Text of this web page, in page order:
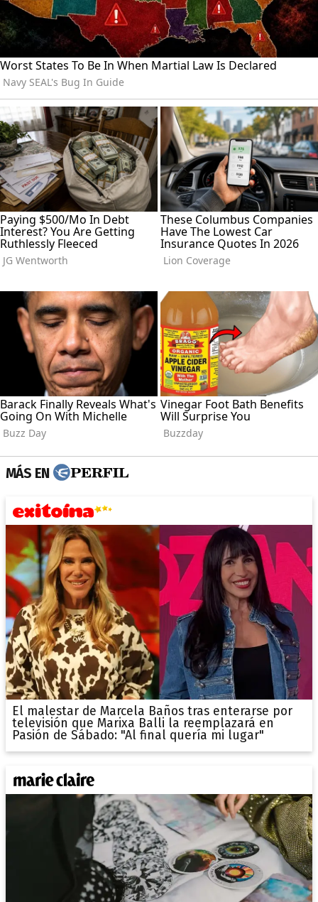
MÁS EN
El malestar de Marcela Baños tras enterarse por
televisión que Marixa Balli la reemplazará en
Pasión de Sábado: "Al final quería mi lugar"